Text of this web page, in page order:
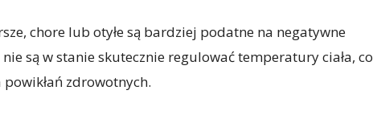
chore lub otyłe są bardziej podatne na negatywne
są w stanie skutecznie regulować temperatury ciała, co
zdrowotnych.